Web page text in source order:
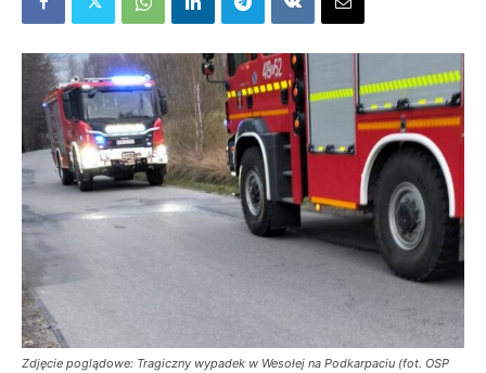
Zdjęcie poglądowe: Tragiczny wypadek w Wesołej na Podkarpaciu (fot. OSP